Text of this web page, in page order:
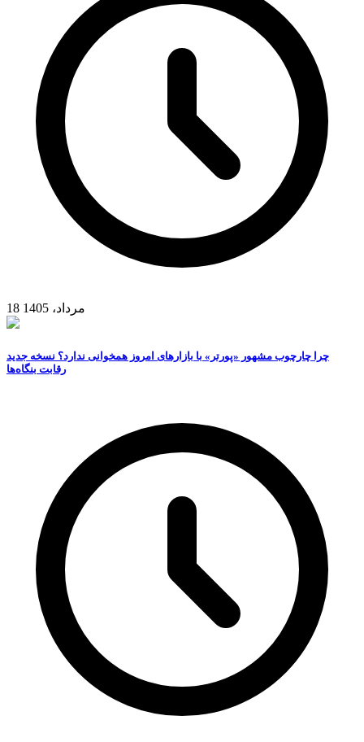
18 مرداد، 1405
چرا چارچوب مشهور «پورتر» با بازارهای امروز همخوانی ندارد؟ نسخه جدید
رقابت‌ بنگاه‌ها